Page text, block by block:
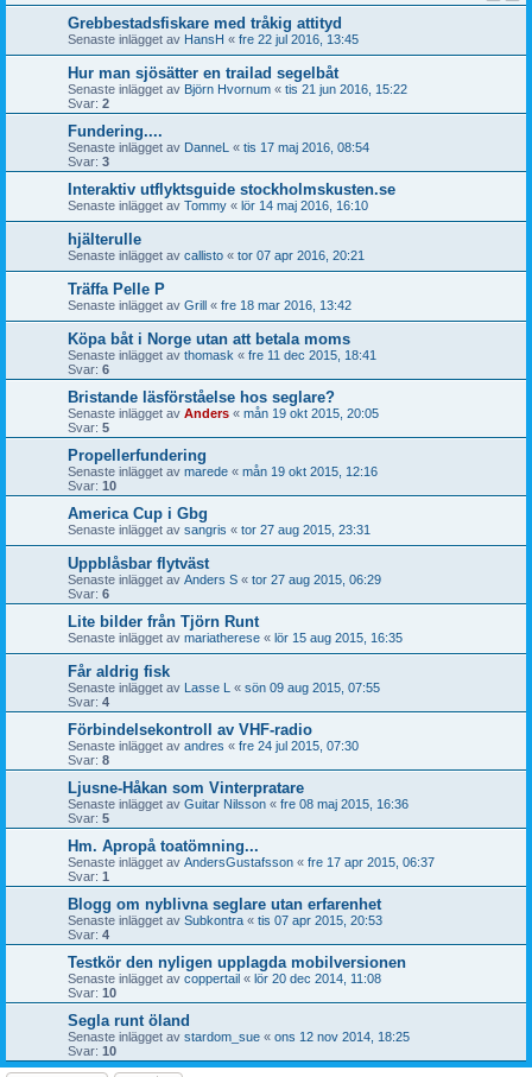
Grebbestadsfiskare med tråkig attityd
Senaste inlägget av HansH « fre 22 jul 2016, 13:45
Hur man sjösätter en trailad segelbåt
Senaste inlägget av Björn Hvornum « tis 21 jun 2016, 15:22
Svar: 2
Fundering....
Senaste inlägget av DanneL « tis 17 maj 2016, 08:54
Svar: 3
Interaktiv utflyktsguide stockholmskusten.se
Senaste inlägget av Tommy « lör 14 maj 2016, 16:10
hjälterulle
Senaste inlägget av callisto « tor 07 apr 2016, 20:21
Träffa Pelle P
Senaste inlägget av Grill « fre 18 mar 2016, 13:42
Köpa båt i Norge utan att betala moms
Senaste inlägget av thomask « fre 11 dec 2015, 18:41
Svar: 6
Bristande läsförståelse hos seglare?
Senaste inlägget av Anders « mån 19 okt 2015, 20:05
Svar: 5
Propellerfundering
Senaste inlägget av marede « mån 19 okt 2015, 12:16
Svar: 10
America Cup i Gbg
Senaste inlägget av sangris « tor 27 aug 2015, 23:31
Uppblåsbar flytväst
Senaste inlägget av Anders S « tor 27 aug 2015, 06:29
Svar: 6
Lite bilder från Tjörn Runt
Senaste inlägget av mariatherese « lör 15 aug 2015, 16:35
Får aldrig fisk
Senaste inlägget av Lasse L « sön 09 aug 2015, 07:55
Svar: 4
Förbindelsekontroll av VHF-radio
Senaste inlägget av andres « fre 24 jul 2015, 07:30
Svar: 8
Ljusne-Håkan som Vinterpratare
Senaste inlägget av Guitar Nilsson « fre 08 maj 2015, 16:36
Svar: 5
Hm. Apropå toatömning...
Senaste inlägget av AndersGustafsson « fre 17 apr 2015, 06:37
Svar: 1
Blogg om nyblivna seglare utan erfarenhet
Senaste inlägget av Subkontra « tis 07 apr 2015, 20:53
Svar: 4
Testkör den nyligen upplagda mobilversionen
Senaste inlägget av coppertail « lör 20 dec 2014, 11:08
Svar: 10
Segla runt öland
Senaste inlägget av stardom_sue « ons 12 nov 2014, 18:25
Svar: 10